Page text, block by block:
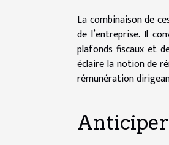
La combinaison de
de l’entreprise. Il
plafonds fiscaux et
éclaire la notion de
rémunération
Anticiper